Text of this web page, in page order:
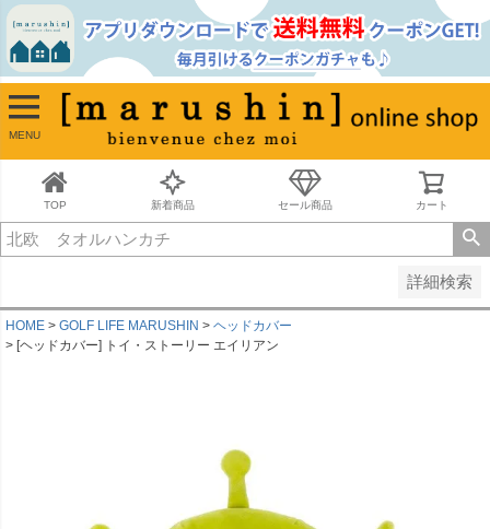
MENU
TOP 新着商品 セール商品 カート
詳細検索
並び順
新着順
古い順
価格が安い順
価格が高い順
キーワードヒット順
HOME GOLF LIFE MARUSHIN
ヘッドカバー
[ヘッドカバー] トイ・ストーリー エイリアン